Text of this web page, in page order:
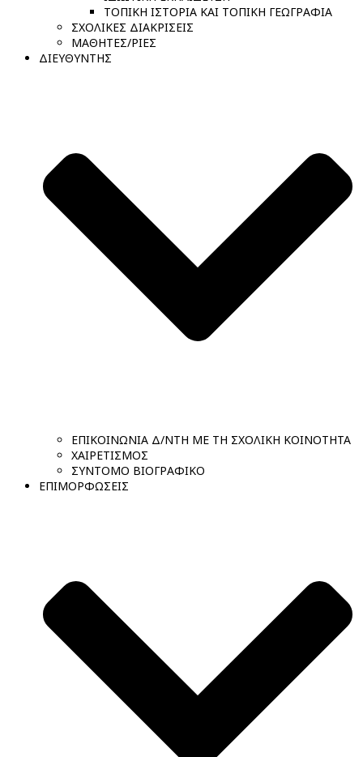
ΤΟΠΙΚΗ ΙΣΤΟΡΙΑ ΚΑΙ ΤΟΠΙΚΗ ΓΕΩΓΡΑΦΙΑ
ΣΧΟΛΙΚΕΣ ΔΙΑΚΡΙΣΕΙΣ
ΜΑΘΗΤΕΣ/ΡΙΕΣ
ΔΙΕΥΘΥΝΤΗΣ
ΕΠΙΚΟΙΝΩΝΙΑ Δ/ΝΤΗ ΜΕ ΤΗ ΣΧΟΛΙΚΗ ΚΟΙΝΟΤΗΤΑ
ΧΑΙΡΕΤΙΣΜΟΣ
ΣΥΝΤΟΜΟ ΒΙΟΓΡΑΦΙΚΟ
ΕΠΙΜΟΡΦΩΣΕΙΣ